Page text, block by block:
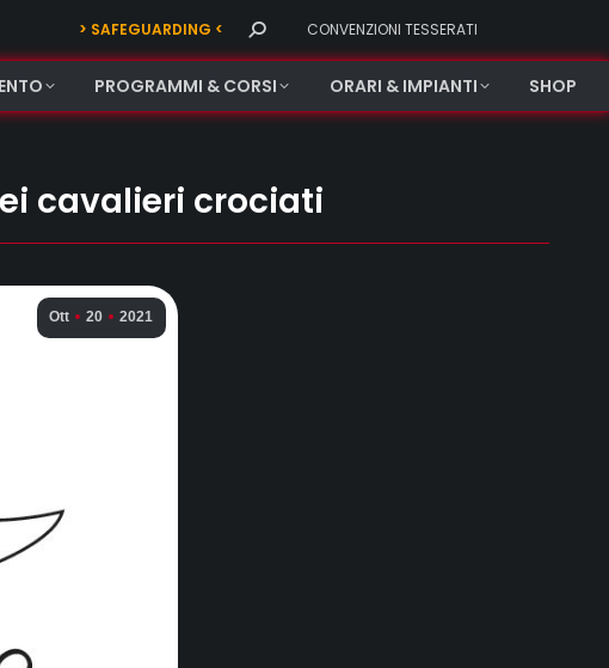
> SAFEGUARDING < Search: CONVENZIONI TESSERATI
PROGRAMMI & CORSI ORARI & IMPIANTI SHOP
cavalieri crociati
Ott 20 2021